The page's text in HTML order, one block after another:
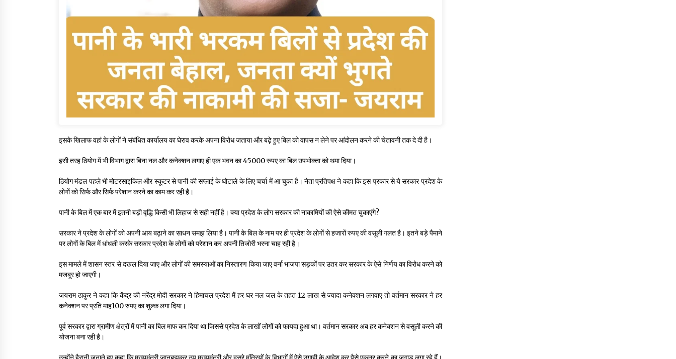
इसके खिलाफ वहां के लोगों ने संबंधित कार्यालय का घेराव करके अपना विरोध जताया और बढ़े हुए बिल को वापस न लेने पर आंदोलन करने की चेतावनी तक दे दी है।
इसी तरह ठियोग में भी विभाग द्वारा बिना नल और कनेक्शन लगाए ही एक भवन का 45000 रुपए का बिल उपभोक्ता को थमा दिया।
ठियोग मंडल पहले भी मोटरसाइकिल और स्कूटर से पानी की सप्लाई के घोटाले के लिए चर्चा में आ चुका है। नेता प्रतिपक्ष ने कहा कि इस प्रकार से ये सरकार प्रदेश के
लोगों को सिर्फ और सिर्फ परेशान करने का काम कर रही है।
पानी के बिल में एक बार में इतनी बड़ी वृद्धि किसी भी लिहाज से सही नहीं है। क्या प्रदेश के लोग सरकार की नाकामियों की ऐसे कीमत चुकाएंगे?
सरकार ने प्रदेश के लोगों को अपनी आय बढ़ाने का साधन समझ लिया है। पानी के बिल के नाम पर ही प्रदेश के लोगों से हजारों रुपए की वसूली गलत है। इतने बड़े पैमाने
पर लोगों के बिल में धांधली करके सरकार प्रदेश के लोगों को परेशान कर अपनी तिजोरी भरना चाह रही है।
इस मामले में शासन स्तर से दखल दिया जाए और लोगों की समस्याओं का निस्तारण किया जाए वर्ना भाजपा सड़कों पर उतर कर सरकार के ऐसे निर्णय का विरोध करने को
मजबूर हो जाएगी।
जयराम ठाकुर ने कहा कि केंद्र की नरेंद्र मोदी सरकार ने हिमाचल प्रदेश में हर घर नल जल के तहत 12 लाख से ज्यादा कनेक्शन लगवाए तो वर्तमान सरकार ने हर
कनेक्शन पर प्रति माह100 रुपए का शुल्क लगा दिया।
पूर्व सरकार द्वारा ग्रामीण क्षेत्रों में पानी का बिल माफ कर दिया था जिससे प्रदेश के लाखों लोगों को फायदा हुआ था। वर्तमान सरकार अब हर कनेक्शन से वसूली करने की
योजना बना रही है।